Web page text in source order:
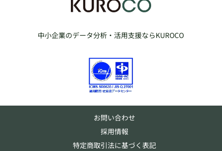
中小企業のデータ分析・活用支援ならKUROCO
お問い合わせ
採用情報
特定商取引法に基づく表記